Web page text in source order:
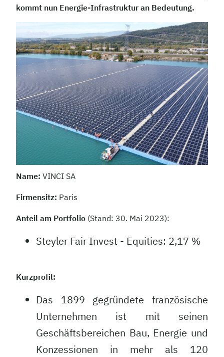
kommt nun Energie-Infrastruktur an Bedeutung.
Name: VINCI SA
Firmensitz: Paris
Anteil am Portfolio (Stand: 30. Mai 2023):
Steyler Fair Invest - Equities: 2,17 %
Kurzprofil:
Das 1899 gegründete französische
Unternehmen ist mit seinen
Geschäftsbereichen Bau, Energie und
Konzessionen in mehr als 120